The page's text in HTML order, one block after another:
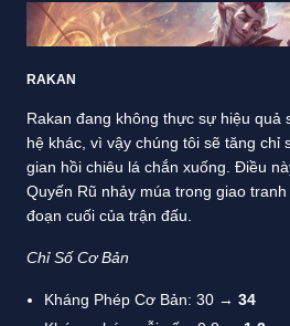
RAKAN
Rakan đang không thực sự hiệu quả
hệ khác, vì vậy chúng tôi sẽ tăng chỉ
gian hồi chiêu lá chắn xuống. Điều
Quyến Rũ nhảy múa trong giao
đoạn cuối của trận đấu.
Chỉ Số Cơ Bản
Kháng Phép Cơ Bản: 30 → 34